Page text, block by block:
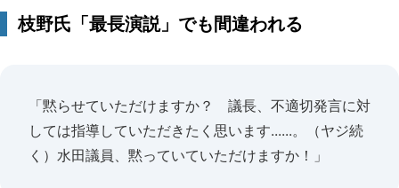
枝野氏「最長演説」でも間違われる
「黙らせていただけますか？ 議長、不適切発言に対
しては指導していただきたく思います......。（ヤジ続
く）水田議員、黙っていていただけますか！」